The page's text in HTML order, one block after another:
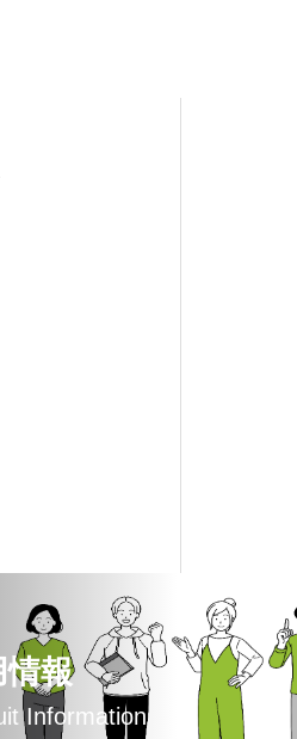
情報
Information